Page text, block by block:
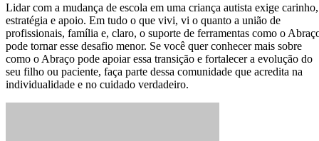
Lidar com a mudança de escola em uma criança autista exige carinho,
estratégia e apoio. Em tudo o que vivi, vi o quanto a união de
profissionais, família e, claro, o suporte de ferramentas como o
pode tornar esse desafio menor. Se você quer conhecer mais sobre
como o Abraço pode apoiar essa transição e fortalecer a evolução do
seu filho ou paciente, faça parte dessa comunidade que acredita na
individualidade e no cuidado verdadeiro.